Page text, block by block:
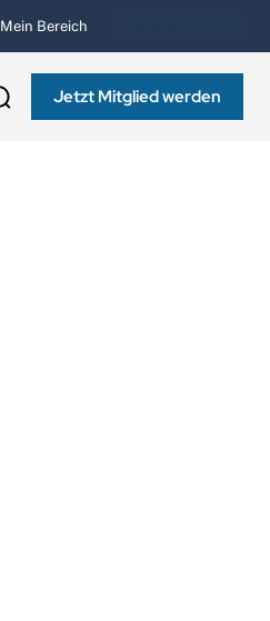
Mein Bereich
Jetzt Mitglied werden